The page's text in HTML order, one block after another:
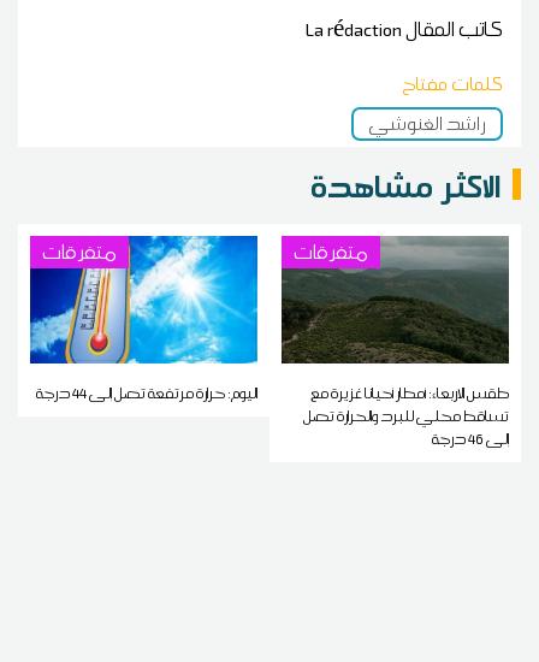
كاتب المقالLa rédaction
كلمات مفتاح
راشد الغنوشي
الاكثر مشاهدة
متفرقات
طقس الاربعاء: أمطار أحيانا غزيرة مع
تساقط محلي للبرد والحرارة تصل
إلى 46 درجة
متفرقات
اليوم: حرارة مرتفعة تصل إلى 44 درجة